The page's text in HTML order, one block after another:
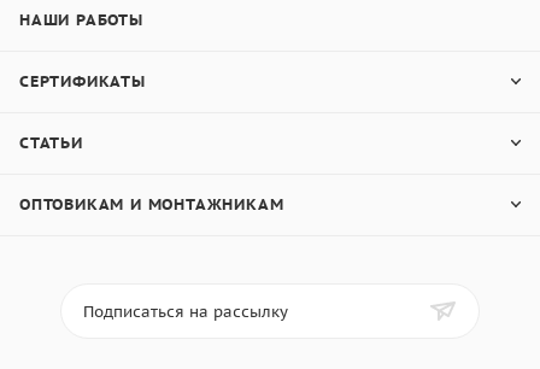
НАШИ РАБОТЫ
СЕРТИФИКАТЫ
СТАТЬИ
ОПТОВИКАМ И МОНТАЖНИКАМ
Подписаться на рассылку